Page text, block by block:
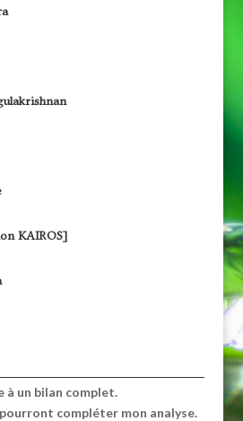
KAIROS]
à un bilan complet.
compléter mon analyse.